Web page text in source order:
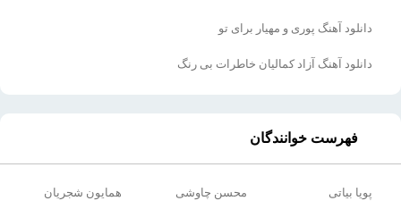
دانلود آهنگ پوری و مهیار برای تو
دانلود آهنگ آزاد کمالیان خاطرات بی رنگ
فهرست خوانندگان
پویا بیاتی محسن چاوشی همایون شجریان